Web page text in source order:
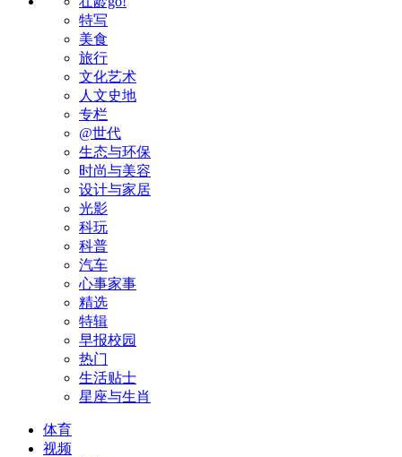
特写
美食
旅行
文化艺术
人文史地
专栏
@世代
生态与环保
时尚与美容
设计与家居
光影
科玩
科普
汽车
心事家事
精选
特辑
早报校园
热门
生活贴士
星座与生肖
体育
视频